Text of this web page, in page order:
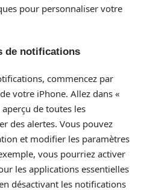
pour personnaliser votre
de notifications
commencez par
votre iPhone. Allez dans «
de toutes les
des alertes. Vous pouvez
et modifier les paramètres
vous pourriez activer
les applications essentielles
désactivant les notifications